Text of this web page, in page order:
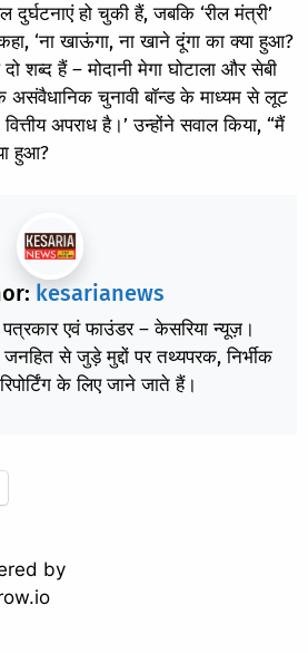
हो चुकी हैं, जबकि ‘रील मंत्री’
‘ना खाऊंगा, ना खाने दूंगा का क्या हुआ?
शब्द हैं – मोदानी मेगा घोटाला और सेबी
चुनावी बॉन्ड के माध्यम से लूट
अपराध है।’ उन्होंने सवाल किया, “मैं
हुआ?
kesarianews
पत्रकार एवं फाउंडर – केसरिया न्यूज़।
से जुड़े मुद्दों पर तथ्यपरक, निर्भीक
के लिए जाने जाते हैं।